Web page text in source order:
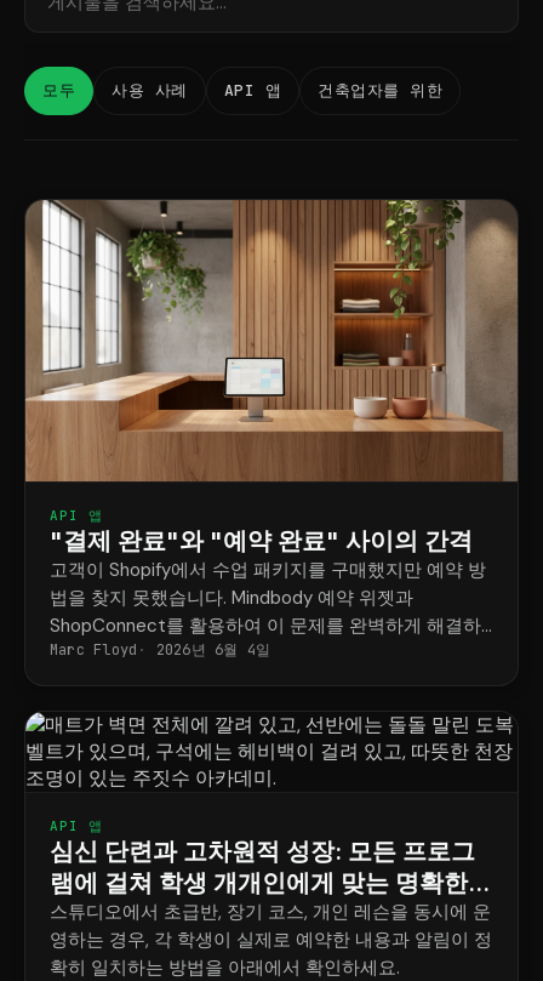
모두 사용 사례 API 앱 건축업자를 위한
API 앱
"결제 완료"와 "예약 완료" 사이의 간격
고객이 Shopify에서 수업 패키지를 구매했지만 예약 방
법을 찾지 못했습니다. Mindbody 예약 위젯과
ShopConnect를 활용하여 이 문제를 완벽하게 해결하
는 방법을 소개합니다.
Marc Floyd 2026년 6월 4일
API 앱
심신 단련과 고차원적 성장: 모든 프로그
램에 걸쳐 학생 개개인에게 맞는 명확한
일정표
스튜디오에서 초급반, 장기 코스, 개인 레슨을 동시에 운
영하는 경우, 각 학생이 실제로 예약한 내용과 알림이 정
확히 일치하는 방법을 아래에서 확인하세요.